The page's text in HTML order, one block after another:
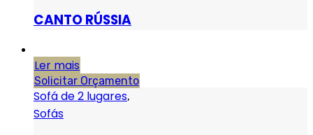
CANTO RÚSSIA
Ler mais
Solicitar Orçamento
Sofá de 2 lugares,
Sofás